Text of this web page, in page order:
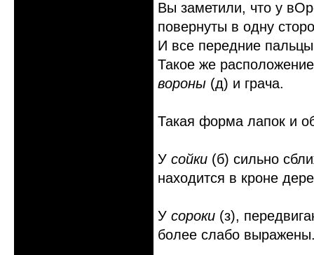
Вы заметили, что у
повернуты в одну
И все передние
Такое же
вороны (д) и грача.
Такая форма лапок и
У сойки (б) сильно
находится в кроне
У сороки (з),
более слабо